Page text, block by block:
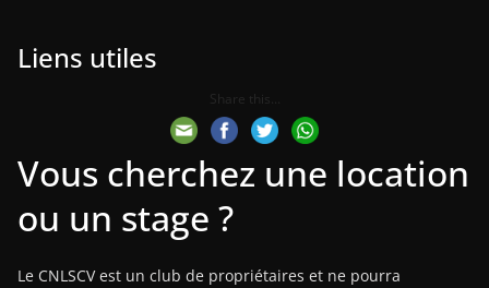
Liens utiles
Share this...
Vous cherchez une location
ou un stage ?
Le CNLSCV est un club de propriétaires et ne pourra